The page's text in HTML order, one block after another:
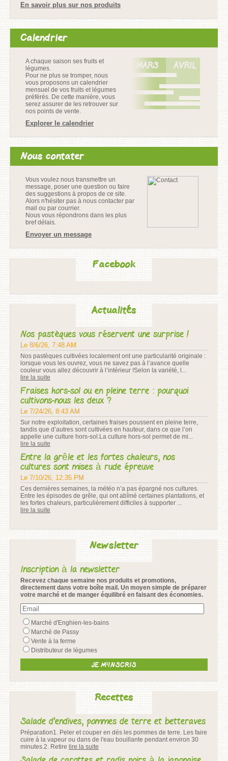
En savoir plus sur nos produits
Calendrier
A chaque saison ses fruits et
légumes.
Pour ne plus se tromper, nous
vous proposons un calendrier
mensuel de vos fruits et légumes
préférés. De cette manière, vous
serez assurer de les retrouver sur
nos points de vente.
Explorer le calendrier
Nous contater
Vous voulez nous transmettre un
message, poser une question ou faire
des suggestions à propos de ce site.
Alors n'hésiter pas à nous contacter par
mail ou par courrier.
Nous vous répondrons dans les plus
bref délais.
Envoyer un message
Facebook
Actualités
Nos pastèques vous réservent une surprise !
Le 8/6/26, 7:48 AM
Nos pastèques cultivées localement ont une particularité originale :
lorsque vous les ouvrez, vous ne savez pas à l’avance quelle
couleur vous allez découvrir à l’intérieur !Selon la variété, l...
lire la suite
Fraises hors-sol ou en pleine terre : pourquoi
cultivons-nous les deux ?
Le 7/24/26, 8:43 AM
Sur notre exploitation, certaines fraises poussent en pleine terre,
tandis que d’autres sont cultivées en hauteur, dans ce que l’on
appelle une culture hors-sol.La culture hors-sol permet de mi...
lire la suite
Entre la grêle et les fortes chaleurs, nos
cultures sont mises à rude épreuve
Le 7/10/26, 12:35 PM
Ces dernières semaines, la météo n’a pas épargné nos cultures.
Entre les épisodes de grêle, qui ont abîmé certaines plantations, et
les fortes chaleurs, particulièrement difficiles à supporter ...
lire la suite
Newsletter
Inscription à la newsletter
Recevez chaque semaine nos produits et promotions,
directement dans votre boîte mail. Un moyen simple de préparer
votre marché et de manger équilibré en faisant des économies.
Marché d'Enghien-les-bains
Marché de Passy
Vente à la ferme
Distributeur de légumes
Recettes
Salade d'endives, pommes de terre et betteraves
Préparation1. Peler et couper en dés les pommes de terre. Les faire
cuire à la vapeur ou dans de l'eau bouillante pendant environ 30
minutes.2. Retire lire la suite